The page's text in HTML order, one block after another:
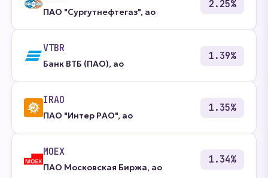
ПАО "Сургутнефтегаз", ао
2.25%
VTBR
Банк ВТБ (ПАО), ао
1.39%
IRAO
ПАО "Интер РАО", ао
1.35%
MOEX
ПАО Московская Биржа, ао
1.34%